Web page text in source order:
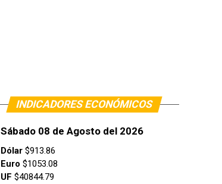
INDICADORES ECONÓMICOS
Sábado 08 de Agosto del 2026
Dólar $913.86
Euro $1053.08
UF $40844.79